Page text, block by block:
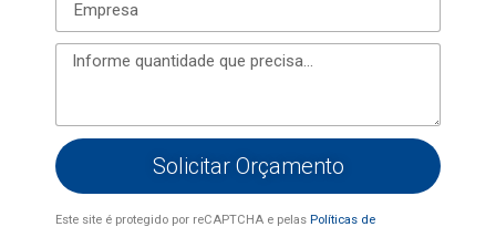
Solicitar Orçamento
Este site é protegido por reCAPTCHA e pelas Políticas de